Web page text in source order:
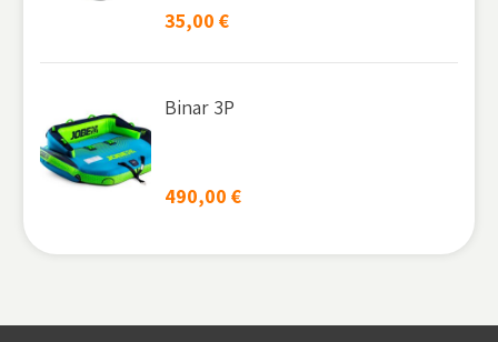
35,00€
Binar 3P
490,00€